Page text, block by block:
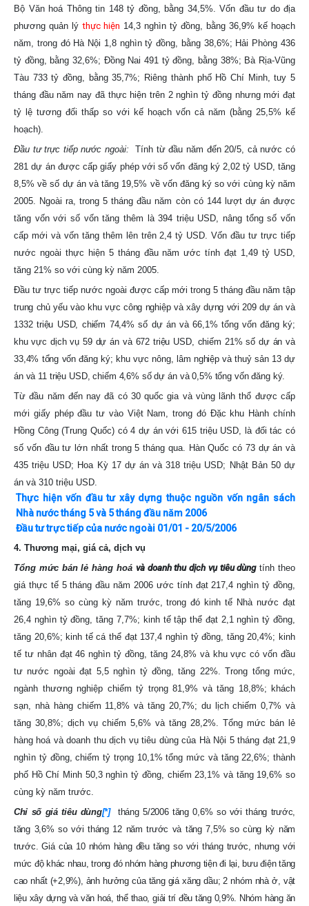
Bộ Văn hoá Thông tin 148 tỷ đồng, bằng 34,5%. Vốn đầu tư do địa
phương quản lý thực hiện 14,3 nghìn tỷ đồng, bằng 36,9% kế hoạch
năm, trong đó Hà Nội 1,8 nghìn tỷ đồng, bằng 38,6%; Hải Phòng 436
tỷ đồng, bằng 32,6%; Đồng Nai 491 tỷ đồng, bằng 38%; Bà Rịa-Vũng
Tàu 733 tỷ đồng, bằng 35,7%; Riêng thành phố Hồ Chí Minh, tuy 5
tháng đầu năm nay đã thực hiện trên 2 nghìn tỷ đồng nhưng mới đạt
tỷ lệ tương đối thấp so với kế hoạch vốn cả năm (bằng 25,5% kế
hoạch).
Đầu tư trực tiếp nước ngoài:Tính từ đầu năm đến 20/5, cả nước có
281 dự án được cấp giấy phép với số vốn đăng ký 2,02 tỷ USD, tăng
8,5% về số dự án và tăng 19,5% về vốn đăng ký so với cùng kỳ năm
2005. Ngoài ra, trong 5 tháng đầu năm còn có 144 lượt dự án được
tăng vốn với số vốn tăng thêm là 394 triệu USD, nâng tổng số vốn
cấp mới và vốn tăng thêm lên trên 2,4 tỷ USD. Vốn đầu tư trực tiếp
nước ngoài thực hiện 5 tháng đầu năm ước tính đạt 1,49 tỷ USD,
tăng 21% so với cùng kỳ năm 2005.
Đầu tư trực tiếp nước ngoài được cấp mới trong 5 tháng đầu năm tập
trung chủ yếu vào khu vực công nghiệp và xây dựng với 209 dự án và
1332 triệu USD, chiếm 74,4% số dự án và 66,1% tổng vốn đăng ký;
khu vực dịch vụ 59 dự án và 672 triệu USD, chiếm 21% số dự án và
33,4% tổng vốn đăng ký; khu vực nông, lâm nghiệp và thuỷ sản 13 dự
án và 11 triệu USD, chiếm 4,6% số dự án và 0,5% tổng vốn đăng ký.
Từ đầu năm đến nay đã có 30 quốc gia và vùng lãnh thổ được cấp
mới giấy phép đầu tư vào Việt Nam, trong đó Đặc khu Hành chính
Hồng Công (Trung Quốc) có 4 dự án với 615 triệu USD, là đối tác có
số vốn đầu tư lớn nhất trong 5 tháng qua. Hàn Quốc có 73 dự án và
435 triệu USD; Hoa Kỳ 17 dự án và 318 triệu USD; Nhật Bản 50 dự
án và 310 triệu USD.
Thực hiện vốn đầu tư xây dựng thuộc nguồn vốn ngân sách
Nhà nước tháng 5 và 5 tháng đầu năm 2006
Đầu tư trực tiếp của nước ngoài 01/01 - 20/5/2006
4. Thương mại, giá cả, dịch vụ
Tổng mức bán lẻ hàng hoá và doanh thu dịch vụ tiêu dùngtính theo
giá thực tế 5 tháng đầu năm 2006 ước tính đạt 217,4 nghìn tỷ đồng,
tăng 19,6% so cùng kỳ năm trước, trong đó kinh tế Nhà nước đạt
26,4 nghìn tỷ đồng, tăng 7,7%; kinh tế tập thể đạt 2,1 nghìn tỷ đồng,
tăng 20,6%; kinh tế cá thể đạt 137,4 nghìn tỷ đồng, tăng 20,4%; kinh
tế tư nhân đạt 46 nghìn tỷ đồng, tăng 24,8% và khu vực có vốn đầu
tư nước ngoài đạt 5,5 nghìn tỷ đồng, tăng 22%. Trong tổng mức,
ngành thương nghiệp chiếm tỷ trọng 81,9% và tăng 18,8%; khách
sạn, nhà hàng chiếm 11,8% và tăng 20,7%; du lịch chiếm 0,7% và
tăng 30,8%; dịch vụ chiếm 5,6% và tăng 28,2%. Tổng mức bán lẻ
hàng hoá và doanh thu dịch vụ tiêu dùng của Hà Nội 5 tháng đạt 21,9
nghìn tỷ đồng, chiếm tỷ trọng 10,1% tổng mức và tăng 22,6%; thành
phố Hồ Chí Minh 50,3 nghìn tỷ đồng, chiếm 23,1% và tăng 19,6% so
cùng kỳ năm trước.
Chỉ số giá tiêu dùng[*]
tháng 5/2006 tăng 0,6% so với tháng trước,
tăng 3,6% so với tháng 12 năm trước và tăng 7,5% so cùng kỳ năm
trước. Giá của 10 nhóm hàng đều tăng so với tháng trước, nhưng với
mức độ khác nhau, trong đó nhóm hàng phương tiện đi lại, bưu điện tăng
cao nhất (+2,9%), ảnh hưởng của tăng giá xăng dầu; 2 nhóm nhà ở, vật
liệu xây dựng và văn hoá, thể thao, giải trí đều tăng 0,9%. Nhóm hàng ăn